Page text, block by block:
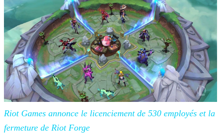
Riot Games annonce le licenciement de 530 employés et la
fermeture de Riot Forge